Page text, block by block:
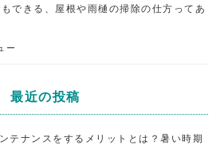
できる、屋根や雨樋の掃除の仕方ってあ
ー
最近の投稿
テナンスをするメリットとは？暑い時期